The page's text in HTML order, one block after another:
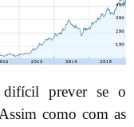
prever se o
como com as